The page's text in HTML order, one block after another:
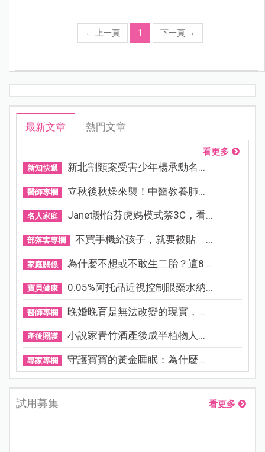
← 上一頁 1 下一頁 →
最新文章 熱門文章
看更多
新知快遞 新北割頸案受害少年楊承勳名...
醫師專欄 立秋後秋燥來襲！中醫教養肺...
名人家庭 Janet謝怡芬虎媽模式禁3C，看...
部落客專欄 不買手機給孩子，就要被貼「...
家庭關係 為什麼不想或不敢生二胎？這8...
寶貝健康 0.05%阿托品近視控制眼藥水納...
醫師專欄 晚婚晚育是無法改變的現實，...
產後照護 小說家青竹酒產後成半植物人...
專家專欄 守護寶寶的黃金睡眠：為什麼...
試用募集 看更多